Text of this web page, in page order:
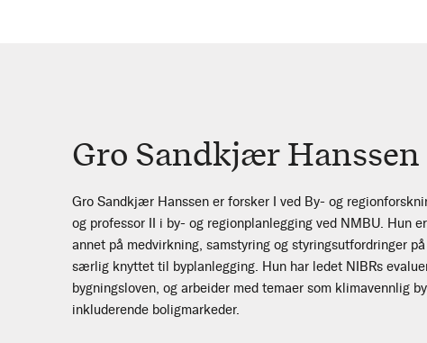
Gro Sandkjær Hanssen
Gro Sandkjær Hanssen er forsker I ved By- og
og professor II i by- og regionplanlegging ved NMBU. Hun
annet på medvirkning, samstyring og styringsutfordringer
særlig knyttet til byplanlegging. Hun har ledet NIBRs
bygningsloven, og arbeider med temaer som klimavennlig
inkluderende boligmarkeder.